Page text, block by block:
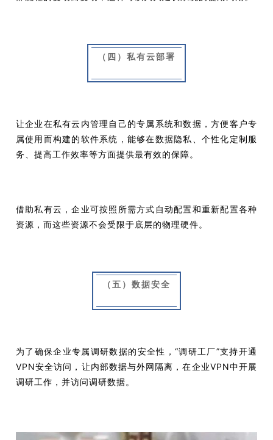
（四）私有云部署
让企业在私有云内管理自己的专属系统和数据，方便客户专
属使用而构建的软件系统，能够在数据隐私、个性化定制服
务、提高工作效率等方面提供最有效的保障。
借助私有云，企业可按照所需方式自动配置和重新配置各种
资源，而这些资源不会受限于底层的物理硬件。
（五）数据安全
为了确保企业专属调研数据的安全性，“调研工厂”支持开通
VPN安全访问，让内部数据与外网隔离，在企业VPN中开展
调研工作，并访问调研数据。